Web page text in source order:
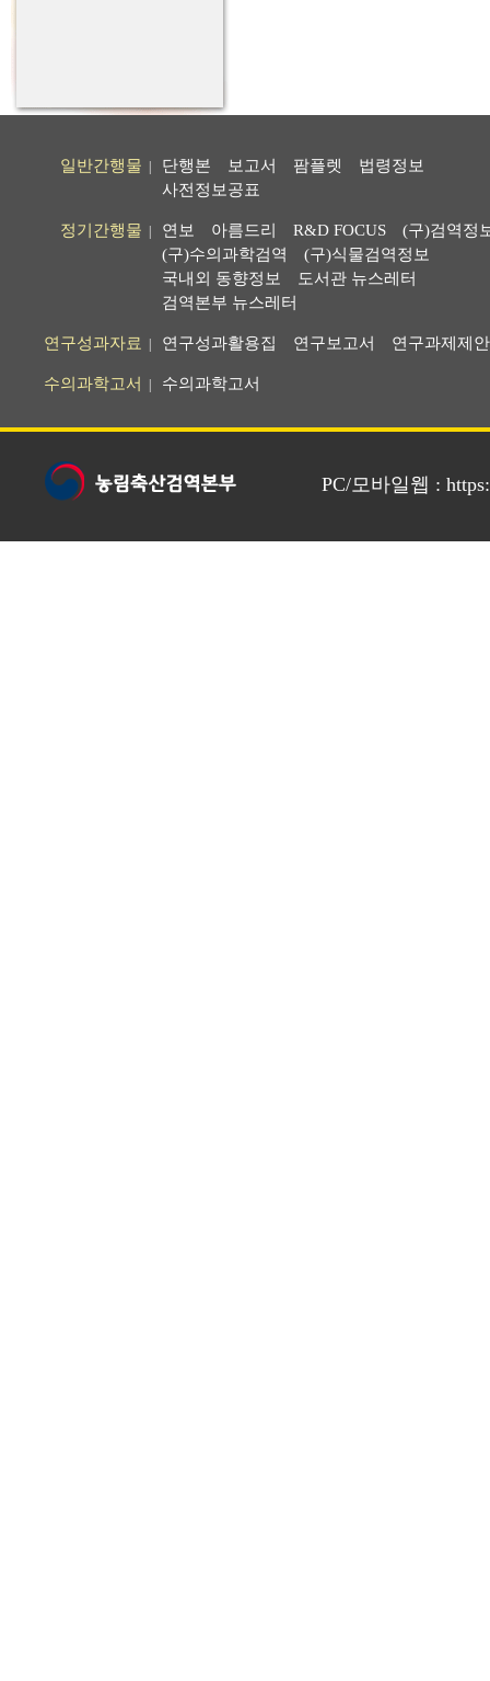
일반간행물 단행본 보고서 팜플렛
법령정보
사전정보공표
정기간행물 연보 아름드리 R&D FOCUS
(구)검역정
(구)수의과학검역
(구)식물검역정보
국내외 동향정보
도서관 뉴스레터
검역본부 뉴스레터
연구성과자료 연구성과활용집 연구보고서 연구과제제
수의과학고서 수의과학고서
PC/모바일웹 :